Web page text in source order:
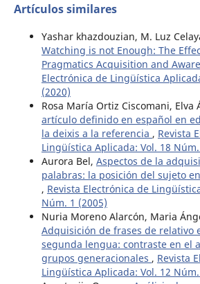
Artículos similares
Yashar khazdouzian, M. Luz
Watching is not Enough: The
Pragmatics Acquisition and
Electrónica de Lingüística
(2020)
Rosa María Ortiz Ciscomani, Elva
artículo definido en español en
la deixis a la referencia , Revista
Lingüística Aplicada: Vol. 18
Aurora Bel, Aspectos de la
palabras: la posición del sujeto
, Revista Electrónica de
Núm. 1 (2005)
Nuria Moreno Alarcón, Maria
Adquisición de frases de relativo
segunda lengua: contraste en el
grupos generacionales , Revista
Lingüística Aplicada: Vol. 12